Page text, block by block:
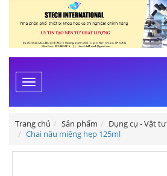
Toggle
navigation
Trang chủ Sản phẩm Dụng cụ - Vật tư
Chai nâu miệng hẹp 125ml